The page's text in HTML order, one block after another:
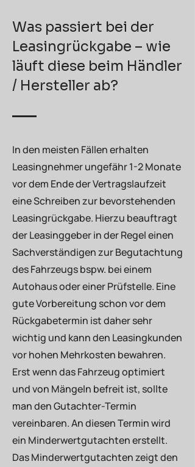
Klärung strittiger Punkte.
Was passiert bei der
Leasingrückgabe – wie
läuft diese beim Händler
/ Hersteller ab?
In den meisten Fällen erhalten
Leasingnehmer ungefähr 1-2 Monate
vor dem Ende der Vertragslaufzeit
eine Schreiben zur bevorstehenden
Leasingrückgabe. Hierzu beauftragt
der Leasinggeber in der Regel einen
Sachverständigen zur Begutachtung
des Fahrzeugs bspw. bei einem
Autohaus oder einer Prüfstelle. Eine
gute Vorbereitung schon vor dem
Rückgabetermin ist daher sehr
wichtig und kann den Leasingkunden
vor hohen Mehrkosten bewahren.
Erst wenn das Fahrzeug optimiert
und von Mängeln befreit ist, sollte
man den Gutachter-Termin
vereinbaren. An diesen Termin wird
ein Minderwertgutachten erstellt.
Das Minderwertgutachten zeigt den